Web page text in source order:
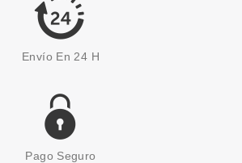
Envío En 24 H
Pago Seguro